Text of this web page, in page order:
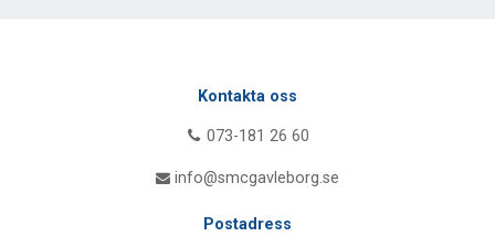
Kontakta oss
073-181 26 60
info@smcgavleborg.se
Postadress